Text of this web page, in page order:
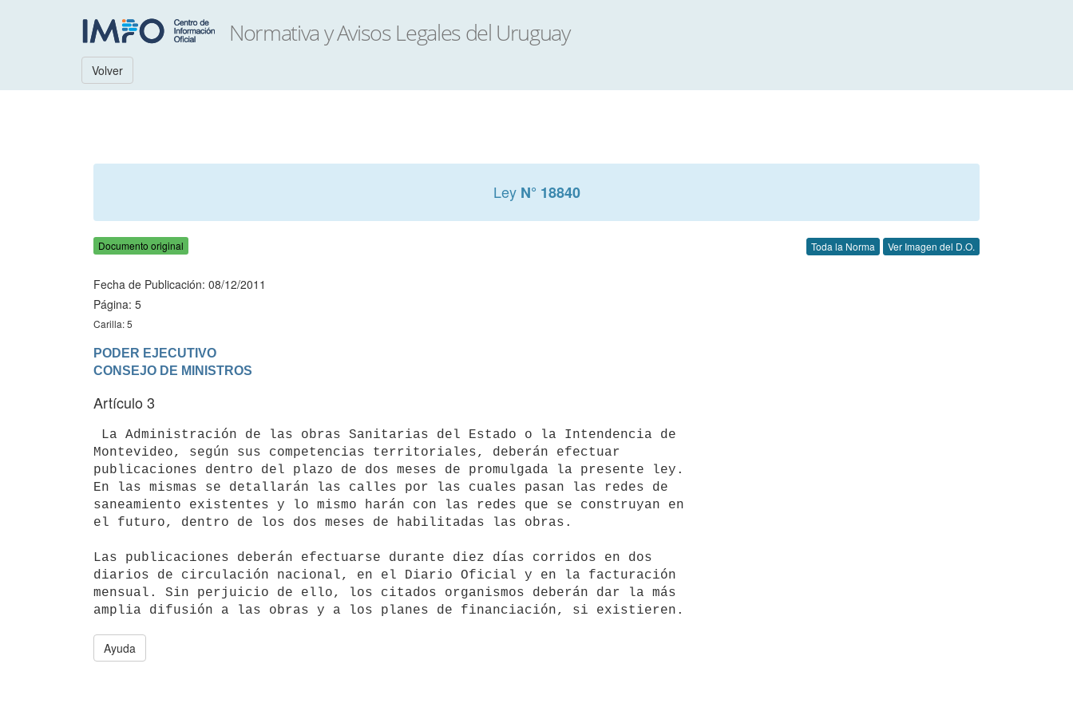
Volver
Ley N° 18840
Documento original Toda la Norma Ver Imagen del D.O.
Fecha de Publicación: 08/12/2011
Página: 5
Carilla: 5
PODER EJECUTIVO
Artículo 3
Montevideo, según sus competencias territoriales, deberán efectuar
publicaciones dentro del plazo de dos meses de promulgada la presente ley.
En las mismas se detallarán las calles por las cuales pasan las redes de
saneamiento existentes y lo mismo harán con las redes que se construyan en
el futuro, dentro de los dos meses de habilitadas las obras.
Las publicaciones deberán efectuarse durante diez días corridos en dos
diarios de circulación nacional, en el Diario Oficial y en la facturación
mensual. Sin perjuicio de ello, los citados organismos deberán dar la más
Ayuda